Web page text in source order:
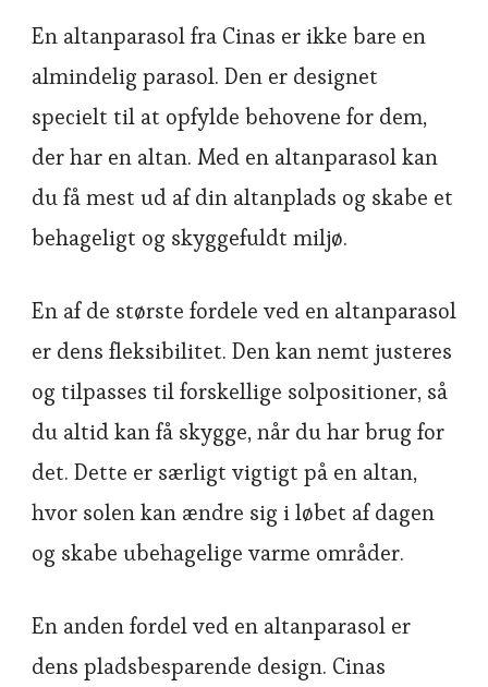
En altanparasol fra Cinas er ikke bare en
almindelig parasol. Den er designet
specielt til at opfylde behovene for dem,
der har en altan. Med en altanparasol kan
du få mest ud af din altanplads og skabe et
behageligt og skyggefuldt miljø.
En af de største fordele ved en altanparasol
er dens fleksibilitet. Den kan nemt justeres
og tilpasses til forskellige solpositioner, så
du altid kan få skygge, når du har brug for
det. Dette er særligt vigtigt på en altan,
hvor solen kan ændre sig i løbet af dagen
og skabe ubehagelige varme områder.
En anden fordel ved en altanparasol er
dens pladsbesparende design. Cinas